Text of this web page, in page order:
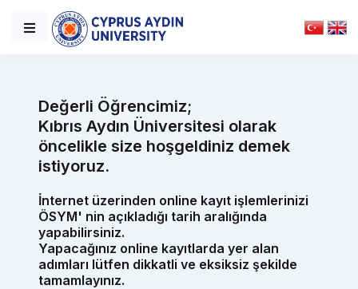
Değerli Öğrencimiz;
Kıbrıs Aydın Üniversitesi olarak
öncelikle size hoşgeldiniz demek
istiyoruz.
İnternet üzerinden online kayıt işlemlerinizi
ÖSYM' nin açıkladığı tarih aralığında
yapabilirsiniz.
Yapacağınız online kayıtlarda yer alan
adımları lütfen dikkatli ve eksiksiz şekilde
tamamlayınız.